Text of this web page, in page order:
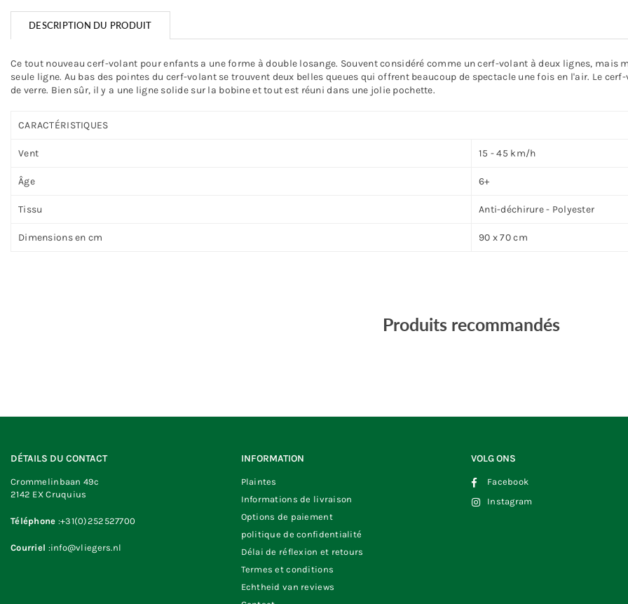
DESCRIPTION DU PRODUIT
Ce tout nouveau cerf-volant pour enfants a une forme à double losange. Souvent considéré comme un cerf-volant à deux lignes,
seule ligne. Au bas des pointes du cerf-volant se trouvent deux belles queues qui offrent beaucoup de spectacle une fois en l'air. Le
de verre. Bien sûr, il y a une ligne solide sur la bobine et tout est réuni dans une jolie pochette.
CARACTÉRISTIQUES
Vent 15 - 45 km/h
Âge 6+
Tissu Anti-déchirure - Polyester
Dimensions en cm 90 x 70 cm
Produits recommandés
DÉTAILS DU CONTACT
Crommelinbaan 49c
2142 EX Cruquius
Téléphone :+31(0)252527700
Courriel :info@vliegers.nl
INFORMATION
Plaintes
Informations de livraison
Options de paiement
politique de confidentialité
Délai de réflexion et retours
Termes et conditions
Echtheid van reviews
VOLG ONS
Facebook
Instagram